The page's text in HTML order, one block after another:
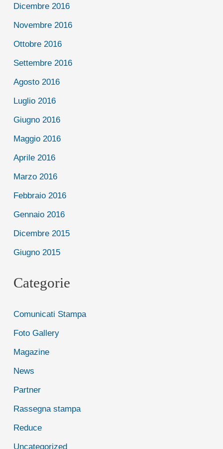
Dicembre 2016
Novembre 2016
Ottobre 2016
Settembre 2016
Agosto 2016
Luglio 2016
Giugno 2016
Maggio 2016
Aprile 2016
Marzo 2016
Febbraio 2016
Gennaio 2016
Dicembre 2015
Giugno 2015
Categorie
Comunicati Stampa
Foto Gallery
Magazine
News
Partner
Rassegna stampa
Reduce
Uncategorized